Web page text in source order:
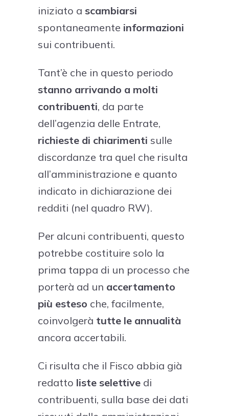
iniziato a scambiarsi
spontaneamente informazioni
sui contribuenti.
Tant’è che in questo periodo
stanno arrivando a molti
contribuenti, da parte
dell’agenzia delle Entrate,
richieste di chiarimenti sulle
discordanze tra quel che risulta
all’amministrazione e quanto
indicato in dichiarazione dei
redditi (nel quadro RW).
Per alcuni contribuenti, questo
potrebbe costituire solo la
prima tappa di un processo che
porterà ad un accertamento
più esteso che, facilmente,
coinvolgerà tutte le annualità
ancora accertabili.
Ci risulta che il Fisco abbia già
redatto liste selettive di
contribuenti, sulla base dei dati